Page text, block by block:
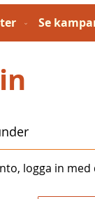
Se
logga in med